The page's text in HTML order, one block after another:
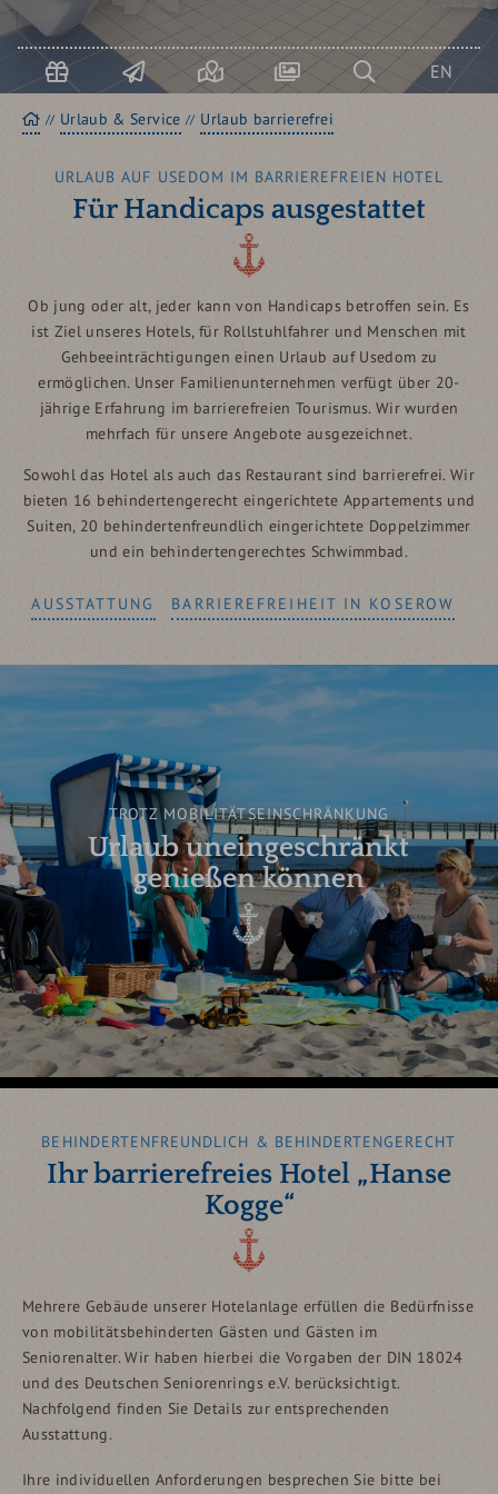
GESUNDHEIT
USEDOM AKTIV EN
Startseite
Urlaub & Service Urlaub barrierefrei
URLAUB AUF USEDOM IM BARRIEREFREIEN HOTEL
Für Handicaps ausgestattet
Ob jung oder alt, jeder kann von Handicaps betroffen sein. Es
ist Ziel unseres Hotels, für Rollstuhlfahrer und Menschen mit
Gehbeeinträchtigungen einen Urlaub auf Usedom zu
ermöglichen. Unser Familienunternehmen verfügt über 20-
jährige Erfahrung im barrierefreien Tourismus. Wir wurden
mehrfach für unsere Angebote ausgezeichnet.
Sowohl das Hotel als auch das Restaurant sind barrierefrei. Wir
bieten 16 behindertengerecht eingerichtete Appartements und
Suiten, 20 behindertenfreundlich eingerichtete Doppelzimmer
und ein behindertengerechtes Schwimmbad.
AUSSTATTUNG BARRIEREFREIHEIT IN KOSEROW
TROTZ MOBILITÄTSEINSCHRÄNKUNG
Urlaub uneingeschränkt
genießen können
BEHINDERTENFREUNDLICH & BEHINDERTENGERECHT
Ihr barrierefreies Hotel „Hanse
Kogge“
Mehrere Gebäude unserer Hotelanlage erfüllen die Bedürfnisse
von mobilitätsbehinderten Gästen und Gästen im
Seniorenalter. Wir haben hierbei die Vorgaben der DIN 18024
und des Deutschen Seniorenrings e.V. berücksichtigt.
Nachfolgend finden Sie Details zur entsprechenden
Ausstattung.
Ihre individuellen Anforderungen besprechen Sie bitte bei